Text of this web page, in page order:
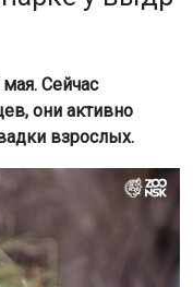
Новосибирский зоопарк
гнезде, но теперь
работы сайта,
Mail.ruи
вы
cookie.